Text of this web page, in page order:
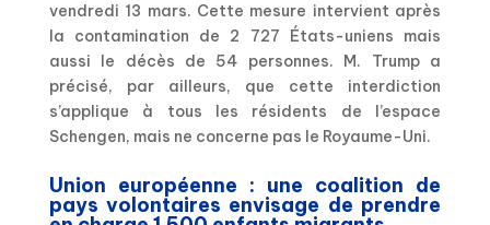
vendredi 13 mars. Cette mesure intervient après
la contamination de 2 727 États-uniens mais
aussi le décès de 54 personnes. M. Trump a
précisé, par ailleurs, que cette interdiction
s’applique à tous les résidents de l’espace
Schengen, mais ne concerne pas le Royaume-Uni.
Union européenne : une coalition de
pays volontaires envisage de prendre